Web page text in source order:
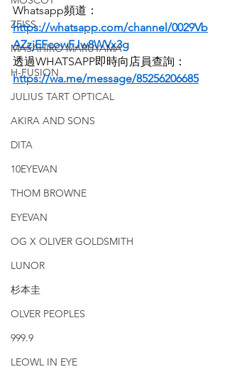
ZEISS
MASAHIRO MARUYAMA
H-FUSION
JULIUS TART OPTICAL
AKIRA AND SONS
DITA
10EYEVAN
THOM BROWNE
EYEVAN
OG X OLIVER GOLDSMITH
LUNOR
杉本圭
OLVER PEOPLES
999.9
LEOWL IN EYE
Whatsapp頻道：
https://whatsapp.com/channel/0029Vb
AZzjEFcowFJw8WVx3g
透過WHATSAPP即時向店員查詢：
https://wa.me/message/85256206685